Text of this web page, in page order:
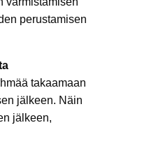
perustamisen
takaamaan
jälkeen. Näin
jälkeen,